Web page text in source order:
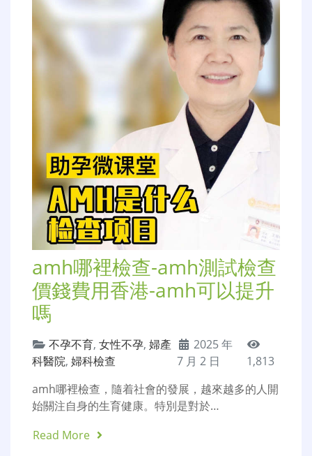
amh哪裡檢查-amh測試檢查
價錢費用香港-amh可以提升
嗎
不孕不育, 女性不孕, 婦產
科醫院, 婦科檢查
2025 年
7 月 2 日
1,813
amh哪裡檢查，隨着社會的發展，越來越多的人開
始關注自身的生育健康。特別是對於…
Read More